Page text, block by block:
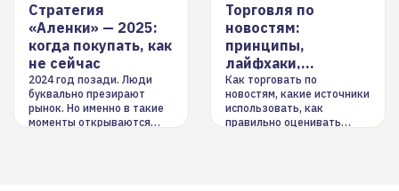
Стратегия
«Аленки» — 2025:
когда покупать, как
не сейчас
2024 год позади. Люди
буквально презирают
рынок. Но именно в такие
моменты открываются
Торговля по
новостям:
принципы,
лайфхаки,
инструменты
Как торговать по
новостям, какие источники
использовать, как
правильно оценивать